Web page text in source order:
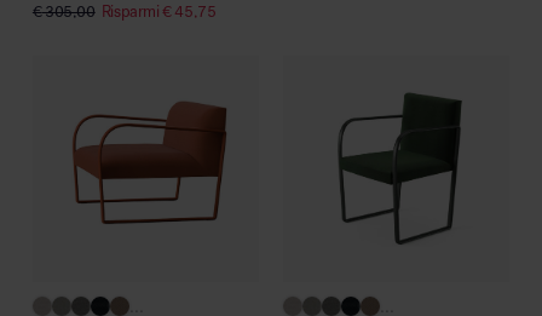
€305,00 Risparmi€45,75
...